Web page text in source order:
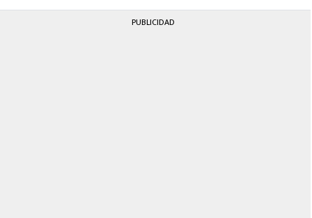
PUBLICIDAD